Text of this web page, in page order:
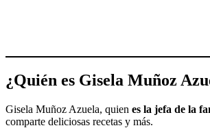
¿Quién es Gisela Muñoz
Gisela Muñoz Azuela, quien es la jefa de la
comparte deliciosas recetas y más.